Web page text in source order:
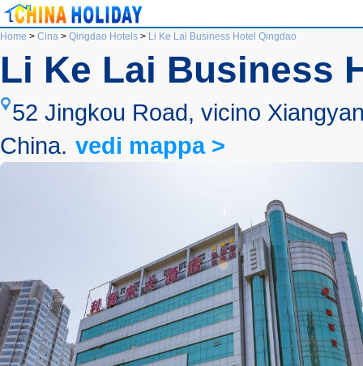
Home > Cina > Qingdao Hotels > Li Ke Lai Business Hotel Qingdao
Li Ke Lai Business
52 Jingkou Road, vicino
China. vedi mappa >